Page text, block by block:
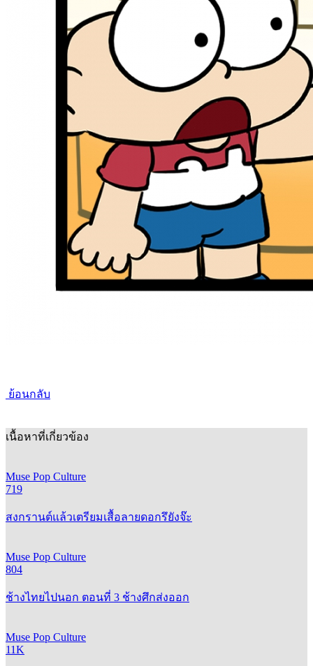
ย้อนกลับ
เนื้อหาที่เกี่ยวข้อง
Muse Pop Culture
719
สงกรานต์แล้วเตรียมเสื้อลายดอกรึยังจ๊ะ
Muse Pop Culture
804
ช้างไทยไปนอก ตอนที่ 3 ช้างศึกส่งออก
Muse Pop Culture
11K